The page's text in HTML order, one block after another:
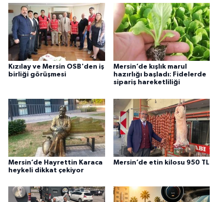
Kızılay ve Mersin OSB'den iş
birliği görüşmesi
Mersin’de kışlık marul
hazırlığı başladı: Fidelerde
sipariş hareketliliği
Mersin’de Hayrettin Karaca
heykeli dikkat çekiyor
Mersin’de etin kilosu 950 TL